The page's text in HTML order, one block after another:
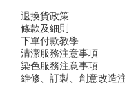
退換貨政策
條款及細則
下單付款教學
清潔服務注意事項
染色服務注意事項
維修、訂製、創意改造